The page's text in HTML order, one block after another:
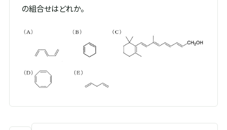
の組合せはどれか。